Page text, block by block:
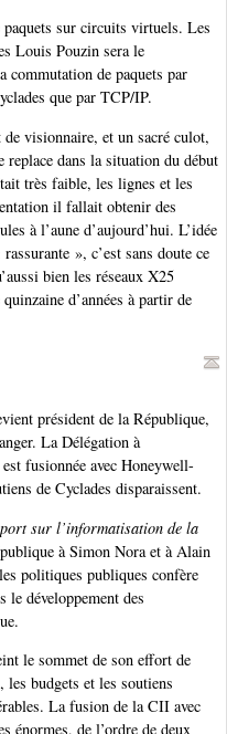
sur circuits virtuels. Les
Louis Pouzin sera le
commutation de paquets par
que par TCP/IP.
visionnaire, et un sacré culot,
dans la situation du début
très faible, les lignes et les
il fallait obtenir des
à l’aune d’aujourd’hui. L’idée
», c’est sans doute ce
bien les réseaux X25
d’années à partir de
président de la République,
La Délégation à
fusionnée avec Honeywell-
de Cyclades disparaissent.
sur l’informatisation de la
à Simon Nora et à Alain
politiques publiques confère
le développement des
le sommet de son effort de
les budgets et les soutiens
La fusion de la CII avec
énormes, de l’ordre de deux